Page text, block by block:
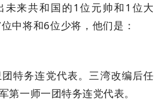
未来共和国的1位元帅和1位大
位中将和6位少将，他们是：
特务连党代表。三湾改编后任
第一师一团特务连党代表。